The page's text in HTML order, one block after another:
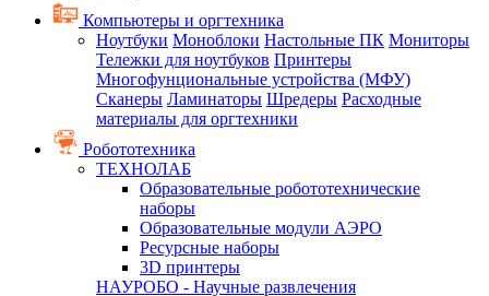
Компьютеры и оргтехника
Ноутбуки Моноблоки Настольные ПК Мониторы
Тележки для ноутбуков Принтеры
Многофунциональные устройства (МФУ)
Сканеры Ламинаторы Шредеры Расходные
материалы для оргтехники
Робототехника
ТЕХНОЛАБ
Образовательные робототехнические
наборы
Образовательные модули АЭРО
Ресурсные наборы
3D принтеры
НАУРОБО - Научные развлечения